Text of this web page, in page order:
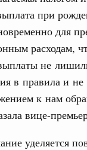
при
для
расходам,
не
в правила и
к нам
вице-
уделяется
туризм
топлива
по
жилья